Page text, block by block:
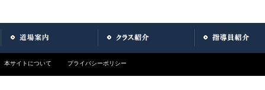
本サイトについて プライバシーポリシー